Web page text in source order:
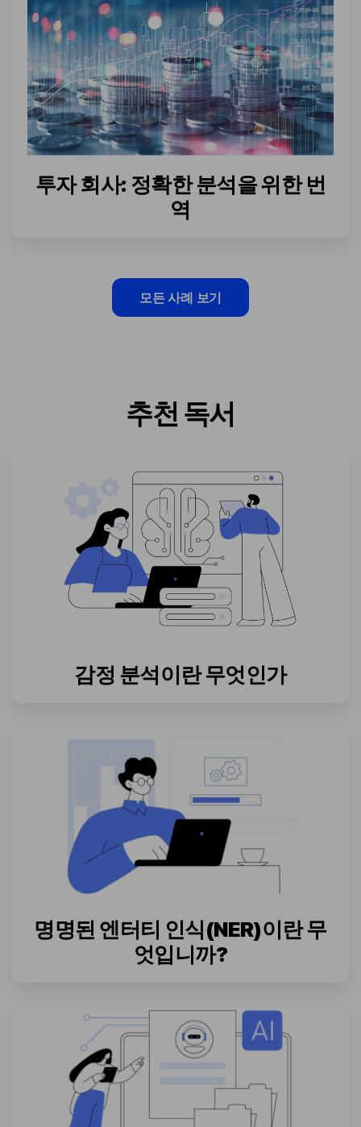
투자 회사: 정확한 분석을 위한 번
역
모든 사례 보기
추천 독서
감정 분석이란 무엇인가
명명된 엔터티 인식(NER)이란 무
엇입니까?